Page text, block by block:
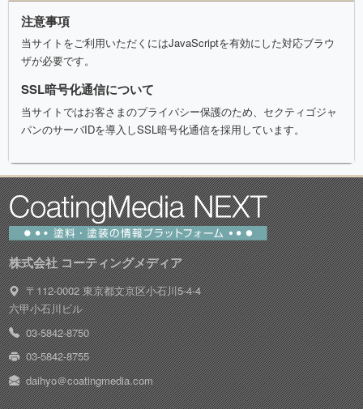
注意事項
当サイトをご利用いただくにはJavaScriptを有効にした対応ブラウ
ザが必要です。
SSL暗号化通信について
当サイトではお客さまのプライバシー保護のため、セクティゴジャ
パンのサーバIDを導入しSSL暗号化通信を採用しています。
株式会社 コーティングメディア
〒112-0002 東京都文京区小石川5-4-4
六甲小石川ビル
03-5842-8750
03-5842-8755
daihyo＠coatingmedia.com